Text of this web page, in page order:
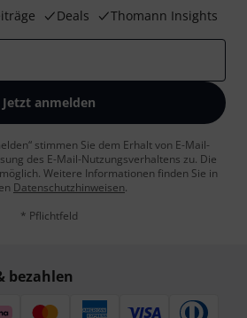
Deals Thomann Insights
Jetzt anmelden
stimmen Sie dem Erhalt von E-Mail-
des E-Mail-Nutzungsverhaltens zu. Die
Weitere Informationen finden Sie in
Datenschutzhinweisen.
* Pflichtfeld
bezahlen